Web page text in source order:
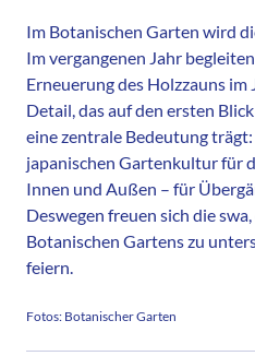
Im Botanischen Garten wird
Im vergangenen Jahr
Erneuerung des Holzzauns im
Detail, das auf den ersten
eine zentrale Bedeutung
japanischen Gartenkultur für
Innen und Außen – für
Deswegen freuen sich die
Botanischen Gartens zu
feiern.
Fotos: Botanischer Garten